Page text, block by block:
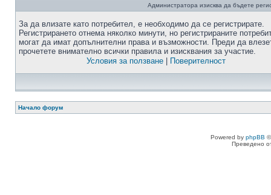
Администратора изисква да бъдете
За да влизате като потребител, е необходимо да се регистрирате.
Регистрирането отнема няколко минути, но регистрираните
могат да имат допълнителни права и възможности. Преди да
прочетете внимателно всички правила и изисквания за участие.
Условия за ползване| Поверителност
Начало форум
Powered by phpBB
Преведено